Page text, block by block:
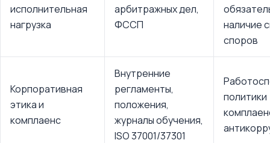
исполнительная
нагрузка
арбитражных дел,
ФССП
наличие
споров
Корпоративная
этика и
комплаенс
Внутренние
регламенты,
положения,
журналы обучения,
ISO 37001/37301
политики